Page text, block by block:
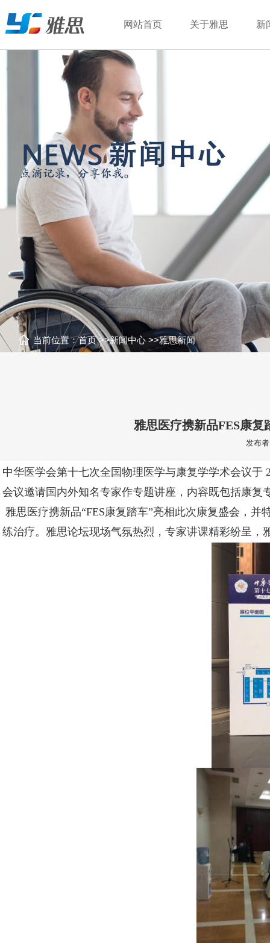
网站首页 关于雅思 新
当前位置：首页>>新闻中心 >>雅思新闻
雅思医疗携新品FES康
发布
中华医学会第十七次全国物理医学与康复学学术会议于
会议邀请国内外知名专家作专题讲座，内容既包括康
雅思医疗携新品“FES康复踏车”亮相此次康复盛会，
练治疗。雅思论坛现场气氛热烈，专家讲课精彩纷呈，